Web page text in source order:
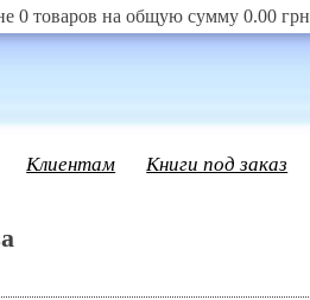
0 товаров на общую сумму 0.00 грн
Клиентам Книги под заказ